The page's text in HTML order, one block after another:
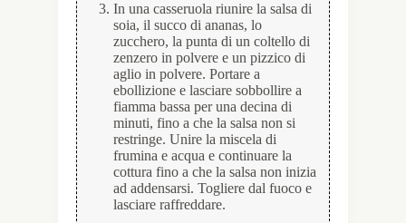
In una casseruola riunire la salsa di
soia, il succo di ananas, lo
zucchero, la punta di un coltello di
zenzero in polvere e un pizzico di
aglio in polvere. Portare a
ebollizione e lasciare sobbollire a
fiamma bassa per una decina di
minuti, fino a che la salsa non si
restringe. Unire la miscela di
frumina e acqua e continuare la
cottura fino a che la salsa non inizia
ad addensarsi. Togliere dal fuoco e
lasciare raffreddare.